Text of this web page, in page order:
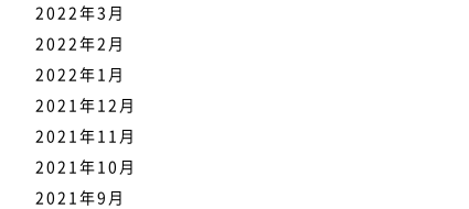
2022年3月
2022年2月
2022年1月
2021年12月
2021年11月
2021年10月
2021年9月